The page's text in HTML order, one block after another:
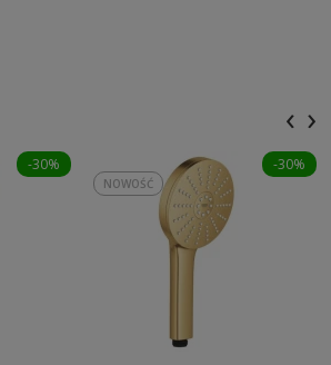
-30% -30%
NOWOŚĆ
‹ ›